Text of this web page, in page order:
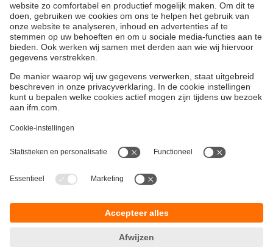
en roterende machinedelen. Acceleratiesensoren in
combinatie met een diagnose-elektronica dienen voor de
omvattende trillingsbewaking van grote aandrijvingen.
Duurzaamheid
Algemene verkoop- en leveringsvoorwaarden
Garantievoorwaarden
Toegankelijkheid
Responsible Disclosure
Zuiderlaan 91 - B6
email info.be@ifm.com